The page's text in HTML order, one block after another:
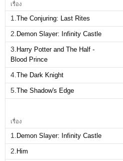
เรื่อง
1. The Conjuring: Last Rites
2. Demon Slayer: Infinity Castle
3. Harry Potter and The Half -
Blood Prince
4. The Dark Knight
5. The Shadow's Edge
เรื่อง
1. Demon Slayer: Infinity Castle
2. Him